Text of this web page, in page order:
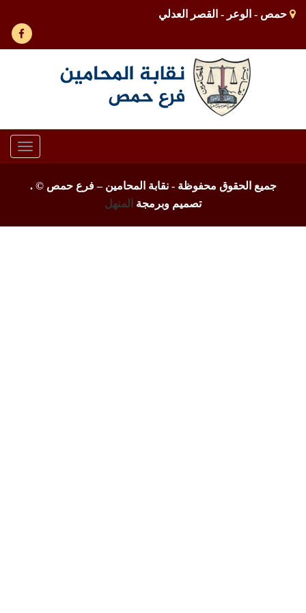
حمص - الوعر - القصر العدلي
جميع الحقوق محفوظة - نقابة المحامين – فرع حمص ©.
تصميم وبرمجة
المنهل